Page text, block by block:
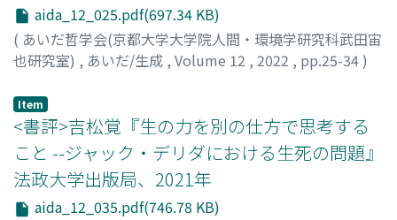
aida_12_025.pdf(697.34 KB)
( あいだ哲学会(京都大学大学院人間・環境学研究科武田宙
也研究室) , あいだ/生成 , Volume 12 , 2022 , pp.25-34)
Item
<書評>吉松覚『生の力を別の仕方で思考する
こと --ジャック・デリダにおける生死の問題』
法政大学出版局、2021年
aida_12_035.pdf(746.78 KB)